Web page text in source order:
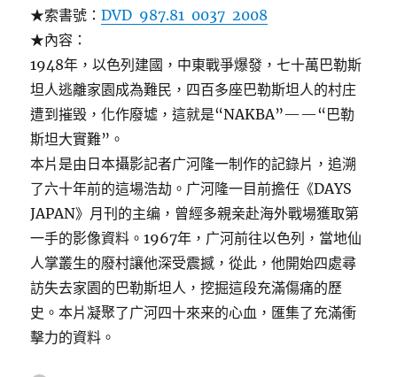
★索書號：DVD 987.81 0037 2008
★內容：
1948年，以色列建國，中東戰爭爆發，七十萬巴勒斯
坦人逃離家園成為難民，四百多座巴勒斯坦人的村庄
遭到摧毁，化作廢墟，這就是“NAKBA”——“巴勒
斯坦大實難”。
本片是由日本攝影記者广河隆一制作的記錄片，追溯
了六十年前的這場浩劫。广河隆一目前擔任《DAYS
JAPAN》月刊的主编，曾經多親亲赴海外戰場獲取第
一手的影像資料。1967年，广河前往以色列，當地仙
人掌叢生的廢村讓他深受震撼，從此，他開始四處尋
訪失去家園的巴勒斯坦人，挖掘這段充滿傷痛的歷
史。本片凝聚了广河四十來来的心血，匯集了充滿衝
擊力的資料。